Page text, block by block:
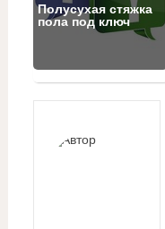
Полусухая стяжка
пола под ключ